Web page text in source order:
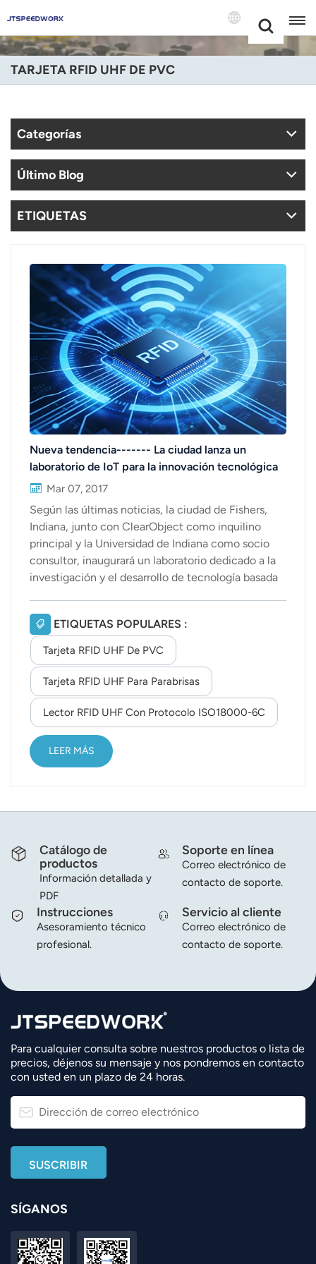
+86 -18681515767
English
Français
Deutsch
Português
Nederland
عربي
日语
한국어
Türk
Ελληνικά
Polski
แบบไทย
Indonesia
norsk
magyar
TARJETA RFID UHF DE PVC
Categorías
Último Blog
ETIQUETAS
Nueva tendencia------- La ciudad lanza un
laboratorio de IoT para la innovación tecnológica
Mar 07, 2017
Según las últimas noticias, la ciudad de Fishers,
Indiana, junto con ClearObject como inquilino
principal y la Universidad de Indiana como socio
consultor, inaugurará un laboratorio dedicado a la
investigación y el desarrollo de tecnología basada
pueden incluir cualquier sistema con datos
basados ​​en sensores, como Bluetooth Low Energy
(BLE), Wi-Fi, RFID, ZigBee y transmisiones
celulares. El nuevo laboratorio, conocido como IoT
Lab-Fishers, forma parte de la iniciativa "Launch
Fishers", cuyo objetivo es brindar oportunidades y
soluciones empresariales a la ciudad. Fishers, una
ciudad de aproximadamente 90.000 habitantes,
está ubicada cerca de Indianápolis. Es sede de
varias empres...
ETIQUETAS POPULARES :
Tarjeta RFID UHF De PVC
Tarjeta RFID UHF Para Parabrisas
Lector RFID UHF Con Protocolo ISO18000-6C
LEER MÁS
Catálogo de
productos
Información detallada y
PDF
Soporte en línea
Correo electrónico de
contacto de soporte.
Instrucciones
Asesoramiento técnico
profesional.
Servicio al cliente
Correo electrónico de
contacto de soporte.
Para cualquier consulta sobre nuestros productos o lista de
precios, déjenos su mensaje y nos pondremos en contacto
con usted en un plazo de 24 horas.
SÍGANOS